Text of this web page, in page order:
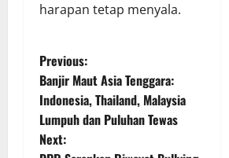
harapan tetap menyala.
P
o
s
Previous:
Banjir Maut Asia Tenggara:
Indonesia, Thailand, Malaysia
Lumpuh dan Puluhan Tewas
Next: